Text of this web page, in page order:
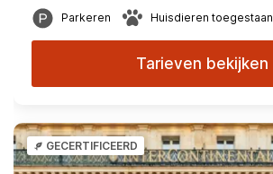
Parkeren Huisdieren toegestaan
Tarieven bekijken
GECERTIFICEERD